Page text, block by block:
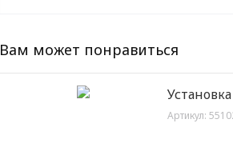
Вам может понравиться
Артикул: